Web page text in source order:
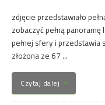
zdjęcie przedstawiało
zobaczyć pełną
pełnej sfery i przedstawia
złożona ze 67 …
Czytaj dalej